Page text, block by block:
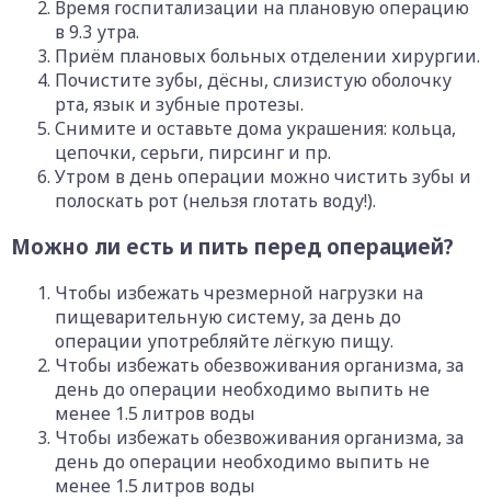
Время госпитализации на плановую операцию
в 9.3 утра.
Приём плановых больных отделении хирургии.
Почистите зубы, дёсны, слизистую оболочку
рта, язык и зубные протезы.
Снимите и оставьте дома украшения: кольца,
цепочки, серьги, пирсинг и пр.
Утром в день операции можно чистить зубы и
полоскать рот (нельзя глотать воду!).
Можно ли есть и пить перед операцией?
Чтобы избежать чрезмерной нагрузки на
пищеварительную систему, за день до
операции употребляйте лёгкую пищу.
Чтобы избежать обезвоживания организма, за
день до операции необходимо выпить не
менее 1.5 литров воды
Чтобы избежать обезвоживания организма, за
день до операции необходимо выпить не
менее 1.5 литров воды